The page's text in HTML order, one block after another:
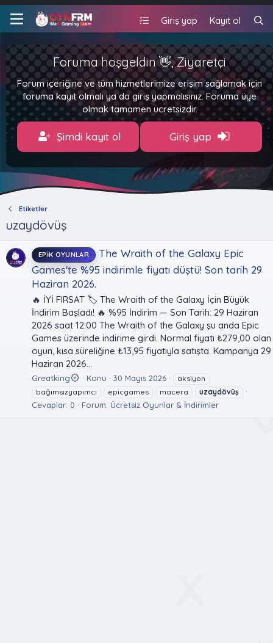
Giriş yap Kayıt ol
Foruma hoşgeldin 👋, Ziyaretçi
Forum içeriğine ve tüm hizmetlerimize erişim sağlamak için
foruma kayıt olmalı ya da giriş yapmalısınız. Foruma üye
olmak tamamen ücretsizdir.
Şimdi kayıt ol Giriş yap
Etiketler
uzaydövüş
EPIK OYUNLAR
The Wraith of the Galaxy Epic
Games'te %95 indirimle fiyatı düştü! Son tarih 29
Haziran 2026.
🔥 İYİ FIRSAT 🏷️ The Wraith of the Galaxy İçin Büyük
İndirim Başladı! 🔥 %95 İndirim — Son Tarih: 29 Haziran
2026 saat 12:00 The Wraith of the Galaxy şu anda Epic
Games üzerinde indirime girdi. Normal fiyatı ₺279,00 olan
oyun, kısa süreliğine ₺13,95 fiyatıyla satışta. Kampanya 29
Haziran 2026...
Greatking Konu 30 Mayıs 2026
aksiyon
bağımsızyapımcı
epicgames macera uzaydövüş
Cevaplar: 0 Forum: Ücretsiz Oyunlar & İndirimler